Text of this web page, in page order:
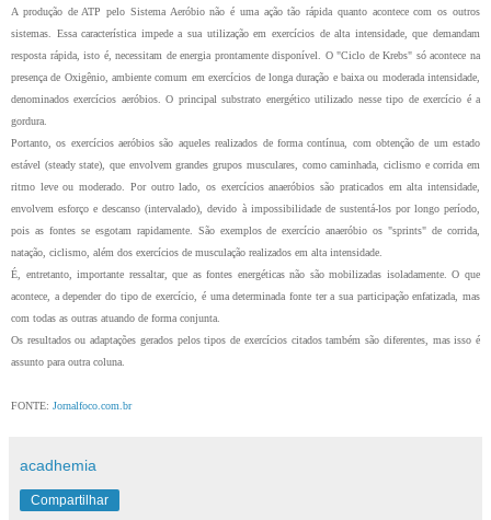
A produção de ATP pelo Sistema Aeróbio não é uma ação tão rápida quanto acontece com os outros
sistemas. Essa característica impede a sua utilização em exercícios de alta intensidade, que demandam
resposta rápida, isto é, necessitam de energia prontamente disponível. O "Ciclo de Krebs" só acontece na
presença de Oxigênio, ambiente comum em exercícios de longa duração e baixa ou moderada intensidade,
denominados exercícios aeróbios. O principal substrato energético utilizado nesse tipo de exercício é a
gordura.
Portanto, os exercícios aeróbios são aqueles realizados de forma contínua, com obtenção de um estado
estável (steady state), que envolvem grandes grupos musculares, como caminhada, ciclismo e corrida em
ritmo leve ou moderado. Por outro lado, os exercícios anaeróbios são praticados em alta intensidade,
envolvem esforço e descanso (intervalado), devido à impossibilidade de sustentá-los por longo período,
pois as fontes se esgotam rapidamente. São exemplos de exercício anaeróbio os "sprints" de corrida,
natação, ciclismo, além dos exercícios de musculação realizados em alta intensidade.
É, entretanto, importante ressaltar, que as fontes energéticas não são mobilizadas isoladamente. O que
acontece, a depender do tipo de exercício, é uma determinada fonte ter a sua participação enfatizada, mas
com todas as outras atuando de forma conjunta.
Os resultados ou adaptações gerados pelos tipos de exercícios citados também são diferentes, mas isso é
assunto para outra coluna.
FONTE: Jornalfoco.com.br
acadhemia
Compartilhar